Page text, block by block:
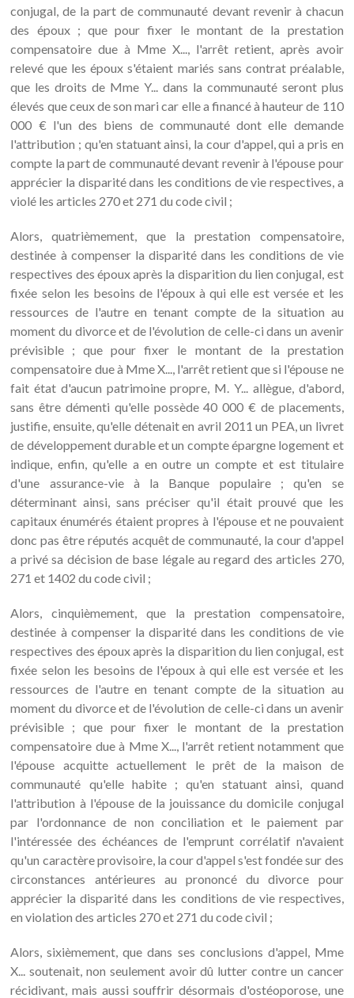
conjugal, de la part de communauté devant revenir à chacun
des époux ; que pour fixer le montant de la prestation
compensatoire due à Mme X..., l'arrêt retient, après avoir
relevé que les époux s'étaient mariés sans contrat préalable,
que les droits de Mme Y... dans la communauté seront plus
élevés que ceux de son mari car elle a financé à hauteur de 110
000 € l'un des biens de communauté dont elle demande
l'attribution ; qu'en statuant ainsi, la cour d'appel, qui a pris en
compte la part de communauté devant revenir à l'épouse pour
apprécier la disparité dans les conditions de vie respectives, a
violé les articles 270 et 271 du code civil ;
Alors, quatrièmement, que la prestation compensatoire,
destinée à compenser la disparité dans les conditions de vie
respectives des époux après la disparition du lien conjugal, est
fixée selon les besoins de l'époux à qui elle est versée et les
ressources de l'autre en tenant compte de la situation au
moment du divorce et de l'évolution de celle-ci dans un avenir
prévisible ; que pour fixer le montant de la prestation
compensatoire due à Mme X..., l'arrêt retient que si l'épouse ne
fait état d'aucun patrimoine propre, M. Y... allègue, d'abord,
sans être démenti qu'elle possède 40 000 € de placements,
justifie, ensuite, qu'elle détenait en avril 2011 un PEA, un livret
de développement durable et un compte épargne logement et
indique, enfin, qu'elle a en outre un compte et est titulaire
d'une assurance-vie à la Banque populaire ; qu'en se
déterminant ainsi, sans préciser qu'il était prouvé que les
capitaux énumérés étaient propres à l'épouse et ne pouvaient
donc pas être réputés acquêt de communauté, la cour d'appel
a privé sa décision de base légale au regard des articles 270,
271 et 1402 du code civil ;
Alors, cinquièmement, que la prestation compensatoire,
destinée à compenser la disparité dans les conditions de vie
respectives des époux après la disparition du lien conjugal, est
fixée selon les besoins de l'époux à qui elle est versée et les
ressources de l'autre en tenant compte de la situation au
moment du divorce et de l'évolution de celle-ci dans un avenir
prévisible ; que pour fixer le montant de la prestation
compensatoire due à Mme X..., l'arrêt retient notamment que
l'épouse acquitte actuellement le prêt de la maison de
communauté qu'elle habite ; qu'en statuant ainsi, quand
l'attribution à l'épouse de la jouissance du domicile conjugal
par l'ordonnance de non conciliation et le paiement par
l'intéressée des échéances de l'emprunt corrélatif n'avaient
qu'un caractère provisoire, la cour d'appel s'est fondée sur des
circonstances antérieures au prononcé du divorce pour
apprécier la disparité dans les conditions de vie respectives,
en violation des articles 270 et 271 du code civil ;
Alors, sixièmement, que dans ses conclusions d'appel, Mme
X... soutenait, non seulement avoir dû lutter contre un cancer
récidivant, mais aussi souffrir désormais d'ostéoporose, une